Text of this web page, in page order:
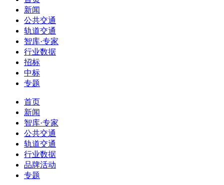
新闻
公共交通
轨道交通
智库·专家
行业数据
招标
中标
专题
首页
新闻
智库·专家
公共交通
轨道交通
行业数据
品牌活动
专题